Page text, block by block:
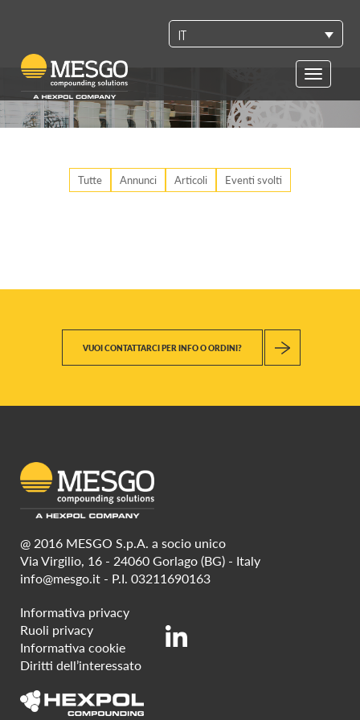
IT
Toggle
Tutte Annunci Articoli Eventi svolti
VUOI CONTATTARCI PER INFO O ORDINI?
@ 2016 MESGO S.p.A. a socio unico
Via Virgilio, 16 - 24060 Gorlago (BG) - Italy
info@mesgo.it - P.I. 03211690163
Informativa privacy
Ruoli privacy
Informativa cookie
Diritti dell’interessato